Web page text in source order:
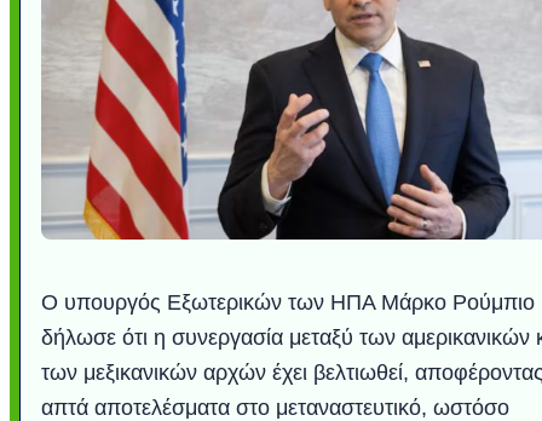
Ο υπουργός Εξωτερικών των ΗΠΑ Μάρκο Ρούμπιο
δήλωσε ότι η συνεργασία μεταξύ των αμερικανικών
των μεξικανικών αρχών έχει βελτιωθεί,
απτά αποτελέσματα στο μεταναστευτικό, ωστόσο